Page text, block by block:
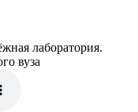
лаборатория.
вуза